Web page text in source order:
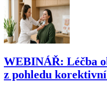
WEBINÁŘ: Léčba
z pohledu